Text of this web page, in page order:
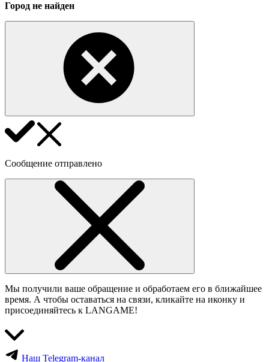
Город не найден
Сообщение отправлено
Мы получили ваше обращение и обработаем его в ближайшее
время. А чтобы оставаться на связи, кликайте на иконку и
присоединяйтесь к LANGAME!
Наш Telegram-канал